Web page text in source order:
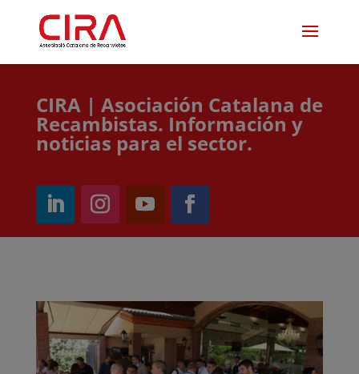
CIRA | Asociación Catalana de
Recambistas. Información y
noticias para el sector.